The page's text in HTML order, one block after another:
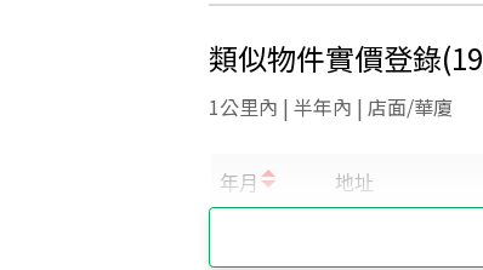
類似物件實價登錄(19
1公里內 | 半年內 | 店面/華廈